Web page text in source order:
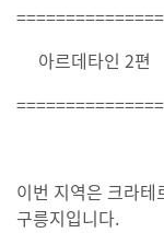
아르데타인 2편
이번 지역은 크라테
구릉지입니다.